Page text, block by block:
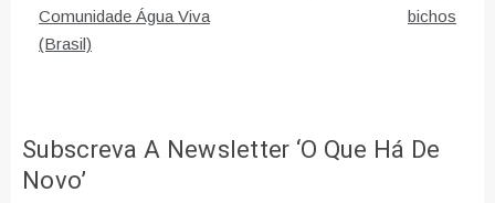
Comunidade Água Viva
(Brasil)
bichos
Subscreva A Newsletter ‘O Que Há De
Novo’